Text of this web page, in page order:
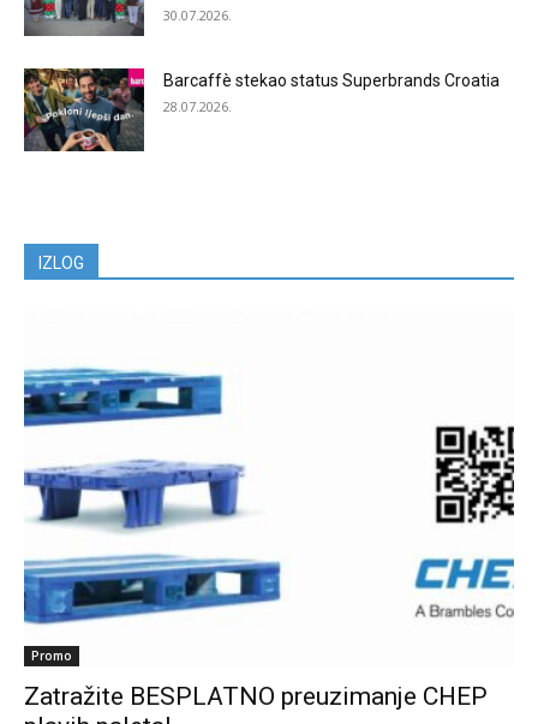
30.07.2026.
Barcaffè stekao status Superbrands Croatia
28.07.2026.
IZLOG
Promo
Zatražite BESPLATNO preuzimanje CHEP